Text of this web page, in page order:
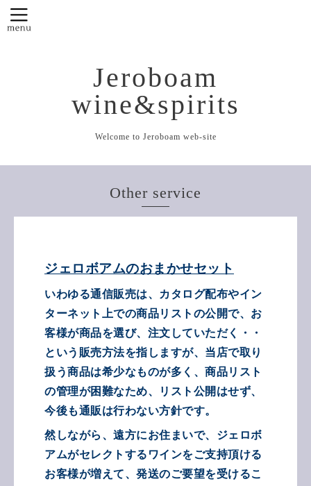
Jeroboam
wine&spirits
Welcome to Jeroboam web-site
Other service
ジェロボアムのおまかせセット
いわゆる通信販売は、カタログ配布やイン
ターネット上での商品リストの公開で、お
客様が商品を選び、注文していただく・・
という販売方法を指しますが、当店で取り
扱う商品は希少なものが多く、商品リスト
の管理が困難なため、リスト公開はせず、
今後も通販は行わない方針です。
然しながら、遠方にお住まいで、ジェロボ
アムがセレクトするワインをご支持頂ける
お客様が増えて、発送のご要望を受けるこ